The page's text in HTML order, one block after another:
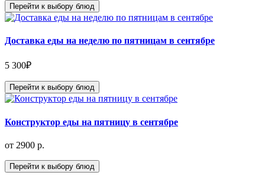
Перейти к выбору блюд
Доставка еды на неделю по пятницам в сентябре
5 300₽
Перейти к выбору блюд
Конструктор еды на пятницу в сентябре
от 2900 р.
Перейти к выбору блюд